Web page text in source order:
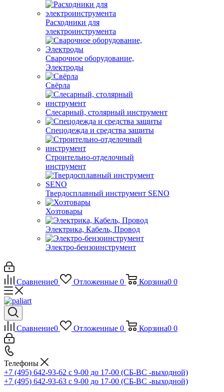
Расходники для
электроинструмента
Сварочное оборудование,
Электроды
Свёрла
Слесарный, столярный инструмент
Спецодежда и средства защиты
Строительно-отделочный
инструмент
Твердосплавный инструмент SENO
Хозтовары
Электрика, Кабель, Провод
Электро-бензоинструмент
Сравнение0 Отложенные 0 Корзина0 0
Сравнение0 Отложенные 0 Корзина0 0
Телефоны
+7 (495) 642-93-62 c 9-00 до 17-00 (СБ-ВС -выходной)
+7 (495) 642-93-63 c 9-00 до 17-00 (СБ-ВС -выходной)